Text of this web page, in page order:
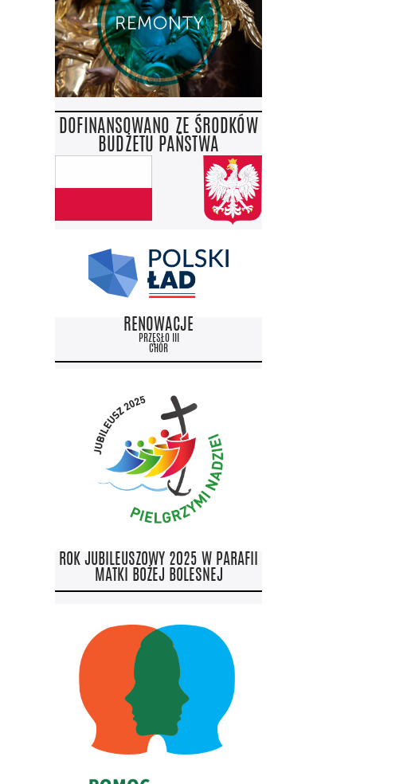
DOFINANSOWANO ZE ŚRODKÓW
BUDŻETU PAŃSTWA
RENOWACJE
PRZĘSŁO III
CHÓR
ROK JUBILEUSZOWY 2025 W PARAFII
MATKI BOŻEJ BOLESNEJ